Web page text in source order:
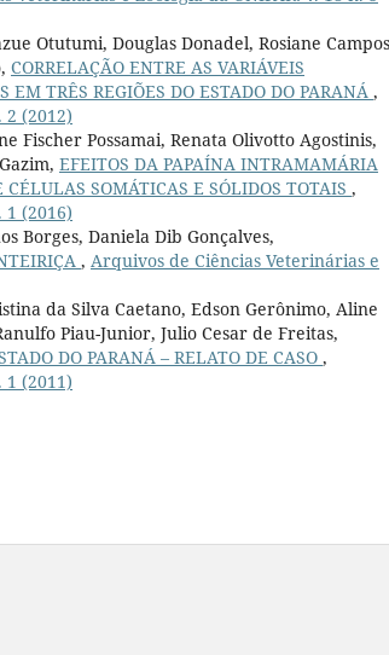
Otutumi, Douglas Donadel, Rosiane Campos
CORRELAÇÃO ENTRE AS VARIÁVEIS
TRÊS REGIÕES DO ESTADO DO PARANÁ ,
2 (2012)
Fischer Possamai, Renata Olivotto Agostinis,
EFEITOS DA PAPAÍNA INTRAMAMÁRIA
SOMÁTICAS E SÓLIDOS TOTAIS ,
1 (2016)
Borges, Daniela Dib Gonçalves,
, Arquivos de Ciências Veterinárias e
da Silva Caetano, Edson Gerônimo, Aline
Piau-Junior, Julio Cesar de Freitas,
DO PARANÁ – RELATO DE CASO ,
1 (2011)